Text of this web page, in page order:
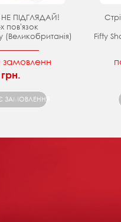
НЕ ПІДГЛЯДАЙ!
пов'язок
(Великобританія)
ЗАМОВЛЕННЯ
Fifty